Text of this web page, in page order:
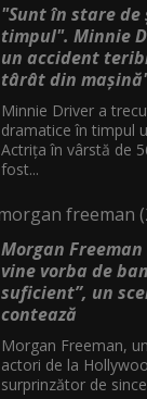
"Sunt în stare
timpul". Minnie
un accident
târât din
Minnie Driver a
dramatice în timpul
Actrița în vârstă de
fost...
Morgan
vine vorba de
suficient”, un
contează
Morgan Freeman,
actori de la
surprinzător de